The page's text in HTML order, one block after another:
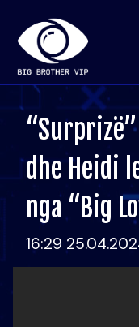
dhe Heidi
nga “Big
16:29